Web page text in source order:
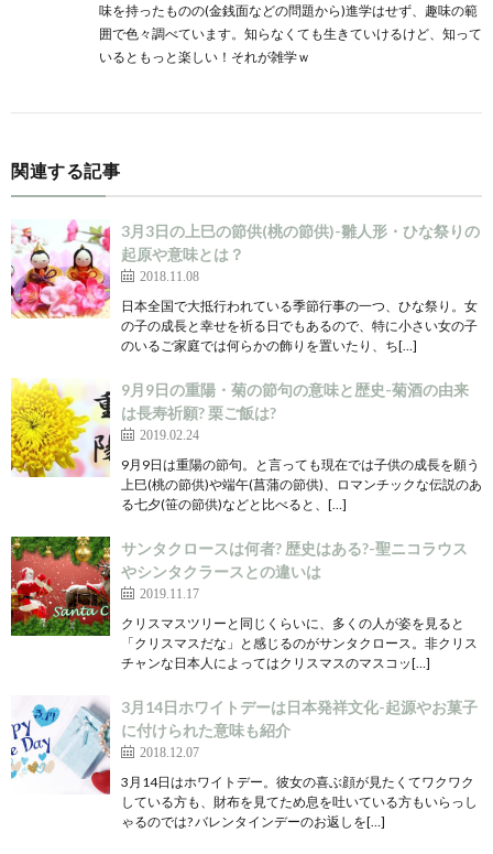
味を持ったものの(金銭面などの問題から)進学はせず、趣味の範
囲で色々調べています。知らなくても生きていけるけど、知って
いるともっと楽しい！それが雑学ｗ
関連する記事
3月3日の上巳の節供(桃の節供)-雛人形・ひな祭りの
起原や意味とは？
2018.11.08
日本全国で大抵行われている季節行事の一つ、ひな祭り。女
の子の成長と幸せを祈る日でもあるので、特に小さい女の子
のいるご家庭では何らかの飾りを置いたり、ち[…]
9月9日の重陽・菊の節句の意味と歴史-菊酒の由来
は長寿祈願? 栗ご飯は?
2019.02.24
9月9日は重陽の節句。と言っても現在では子供の成長を願う
上巳(桃の節供)や端午(菖蒲の節供)、ロマンチックな伝説のあ
る七夕(笹の節供)などと比べると、[…]
サンタクロースは何者? 歴史はある?-聖ニコラウス
やシンタクラースとの違いは
2019.11.17
クリスマスツリーと同じくらいに、多くの人が姿を見ると
「クリスマスだな」と感じるのがサンタクロース。非クリス
チャンな日本人によってはクリスマスのマスコッ[…]
3月14日ホワイトデーは日本発祥文化-起源やお菓子
に付けられた意味も紹介
2018.12.07
3月14日はホワイトデー。彼女の喜ぶ顔が見たくてワクワク
している方も、財布を見てため息を吐いている方もいらっし
ゃるのでは? バレンタインデーのお返しを[…]